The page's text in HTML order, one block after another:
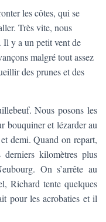
les côtes, qui se
Très vite, nous
Il y a un petit vent de
malgré tout assez
des prunes et des
Nous posons les
bouquiner et lézarder au
demi. Quand on repart,
kilomètres plus
On s’arrête au
Richard tente quelques
pour les acrobaties et il